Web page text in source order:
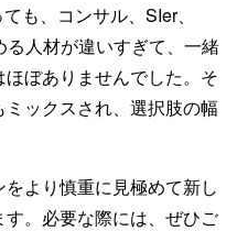
も、コンサル、SIer、
人材が違いすぎて、一緒
ぼありませんでした。そ
ックスされ、選択肢の幅
より慎重に見極めて新し
。必要な際には、ぜひご